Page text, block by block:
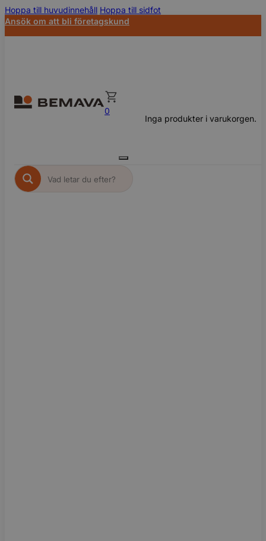
Hoppa till huvudinnehåll Hoppa till sidfot
Ansök om att bli företagskund
0
Inga produkter i varukorgen.